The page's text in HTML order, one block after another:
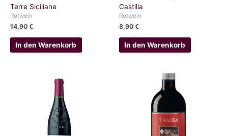
Terre Siciliane
Rotwein
14,90 €
In den Warenkorb
Castilla
Rotwein
8,90 €
In den Warenkorb